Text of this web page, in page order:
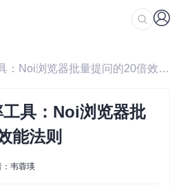
/ 3步解锁AI效率工具：Noi浏览器批量提问的20倍效能法则
具：Noi浏览器批
能法则
：韦蓉瑛